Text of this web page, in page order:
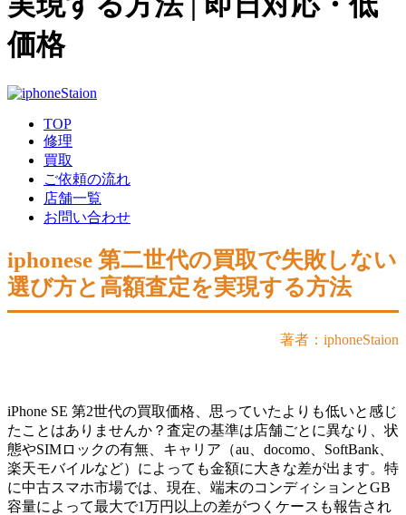
価格
TOP
修理
買取
ご依頼の流れ
店舗一覧
お問い合わせ
iphonese 第二世代の買取で失敗しない
選び方と高額査定を実現する方法
著者：iphoneStaion
iPhone SE 第2世代の買取価格、思っていたよりも低いと感じ
たことはありませんか？査定の基準は店舗ごとに異なり、状
態やSIMロックの有無、キャリア（au、docomo、SoftBank、
楽天モバイルなど）によっても金額に大きな差が出ます。特
に中古スマホ市場では、現在、端末のコンディションとGB
容量によって最大で1万円以上の差がつくケースも報告され